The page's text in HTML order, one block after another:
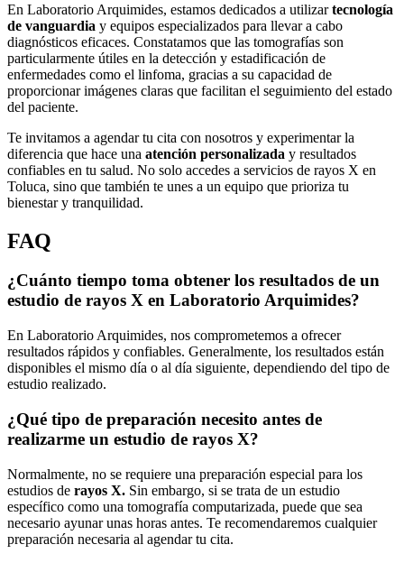
En Laboratorio Arquimides, estamos dedicados a utilizartecnología
de vanguardia y equipos especializados para llevar a cabo
diagnósticos eficaces. Constatamos que las tomografías son
particularmente útiles en la detección y estadificación de
enfermedades como el linfoma, gracias a su capacidad de
proporcionar imágenes claras que facilitan el seguimiento del estado
del paciente.
Te invitamos a agendar tu cita con nosotros y experimentar la
diferencia que hace una atención personalizada y resultados
confiables en tu salud. No solo accedes a servicios de rayos X en
Toluca, sino que también te unes a un equipo que prioriza tu
bienestar y tranquilidad.
FAQ
¿Cuánto tiempo toma obtener los resultados de un
estudio de rayos X en Laboratorio Arquimides?
En Laboratorio Arquimides, nos comprometemos a ofrecer
resultados rápidos y confiables. Generalmente, los resultados están
disponibles el mismo día o al día siguiente, dependiendo del tipo de
estudio realizado.
¿Qué tipo de preparación necesito antes de
realizarme un estudio de rayos X?
Normalmente, no se requiere una preparación especial para los
estudios de rayos X. Sin embargo, si se trata de un estudio
específico como una tomografía computarizada, puede que sea
necesario ayunar unas horas antes. Te recomendaremos cualquier
preparación necesaria al agendar tu cita.